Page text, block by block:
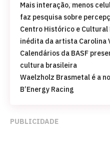
Mais interação, menos
faz pesquisa sobre
Centro Histórico e
inédita da artista Carolina
Calendários da BASF
cultura brasileira
Waelzholz Brasmetal é a
B’Energy Racing
PUBLICIDADE